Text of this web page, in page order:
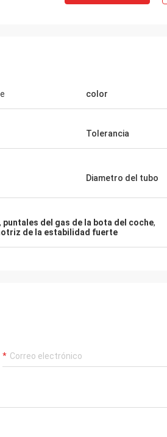
cooperamos con Norvee más de 10
color
Tolerancia
Diametro del tubo
, puntales del gas de la bota del coche,
de la estabilidad fuerte